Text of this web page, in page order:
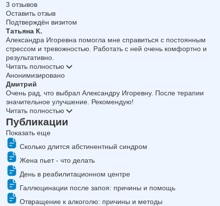
3 отзывов
Оставить отзыв
Подтверждён визитом
Татьяна К.
Александра Игоревна помогла мне справиться с постоянным
стрессом и тревожностью. Работать с ней очень комфортно и
результативно.
Читать полностью
Анонимизировано
Дмитрий
Очень рад, что выбрал Александру Игоревну. После терапии
значительное улучшение. Рекомендую!
Читать полностью
Публикации
Показать еще
Сколько длится абстинентный синдром
Жена пьет - что делать
День в реабилитационном центре
Галлюцинации после запоя: причины и помощь
Отвращение к алкоголю: причины и методы